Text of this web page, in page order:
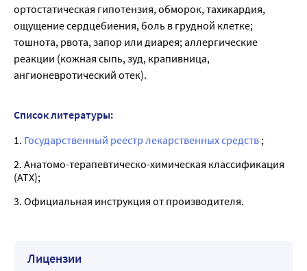
ортостатическая гипотензия, обморок, тахикардия,
ощущение сердцебиения, боль в грудной клетке;
тошнота, рвота, запор или диарея; аллергические
реакции (кожная сыпь, зуд, крапивница,
ангионевротический отек).
Список литературы:
1. Государственный реестр лекарственных средств ;
2. Анатомо-терапевтическо-химическая классификация
(ATX);
3. Официальная инструкция от производителя.
Лицензии